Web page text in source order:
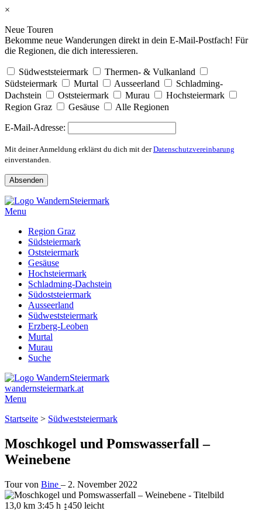
×
Neue Touren
Bekomme neue Wanderungen direkt in dein E-Mail-Postfach! Für
die Regionen, die dich interessieren.
Südweststeiermark
Thermen- & Vulkanland
Südsteiermark
Murtal Ausseerland
Schladming-
Dachstein
Oststeiermark Murau
Hochsteiermark
Region Graz
Gesäuse Alle Regionen
E-Mail-Adresse:
Mit deiner Anmeldung erklärst du dich mit derDatenschutzvereinbarung
einverstanden.
Skip
to
Menu
Region Graz
Südsteiermark
Oststeiermark
Gesäuse
Hochsteiermark
Schladming-Dachstein
Südoststeiermark
Ausseerland
Südweststeiermark
Erzberg-Leoben
Murtal
Murau
Suche
wandernsteiermark.at
Menu
Startseite > Südweststeiermark
Moschkogel und Pomswasserfall –
Weinebene
Tour von Bine – 2. November 2022
13,0 km 3:45 h ↨450 leicht